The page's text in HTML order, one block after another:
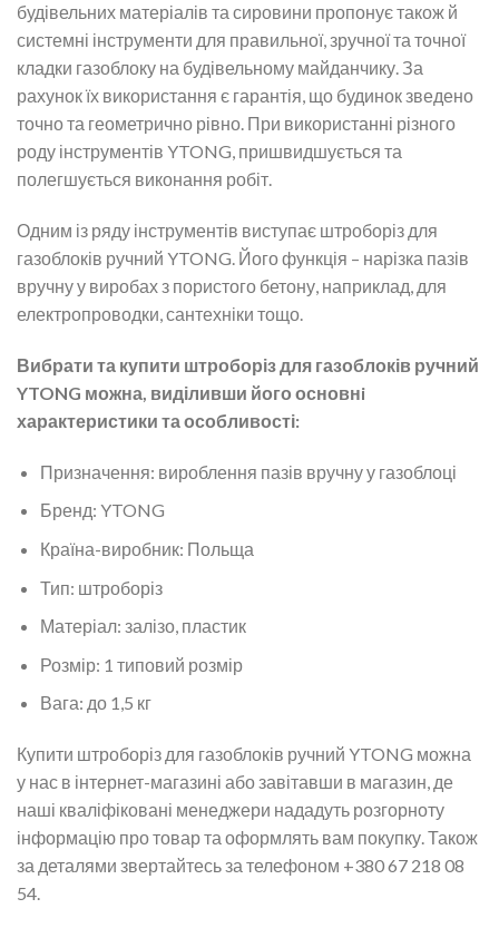
будівельних матеріалів та сировини пропонує також й
системні інструменти для правильної, зручної та точної
кладки газоблоку на будівельному майданчику. За
рахунок їх використання є гарантія, що будинок зведено
точно та геометрично рівно. При використанні різного
роду інструментів YTONG, пришвидшується та
полегшується виконання робіт.
Одним із ряду інструментів виступає штроборіз для
газоблоків ручний YTONG. Його функція – нарізка пазів
вручну у виробах з пористого бетону, наприклад, для
електропроводки, сантехніки тощо.
Вибрати та купити штроборіз для газоблоків ручний
YTONG можна, виділивши його основнi
характеристики та особливості:
Призначення: вироблення пазів вручну у газоблоці
Бренд: YTONG
Країна-виробник: Польща
Тип: штроборіз
Матеріал: залізо, пластик
Розмір: 1 типовий розмір
Вага: до 1,5 кг
Купити штроборіз для газоблоків ручний YTONG можна
у нас в інтернет-магазині або завітавши в магазин, де
наші кваліфіковані менеджери нададуть розгорноту
інформацію про товар та оформлять вам покупку. Також
за деталями звертайтесь за телефоном +380 67 218 08
54.